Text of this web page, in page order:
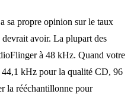
sa propre opinion sur le taux
avoir. La plupart des
à 48 kHz. Quand votre
kHz pour la qualité CD, 96
rééchantillonne pour